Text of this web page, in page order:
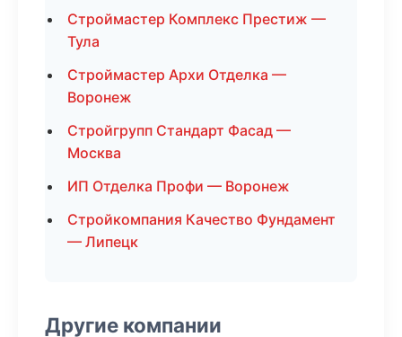
Строймастер Комплекс Престиж —
Тула
Строймастер Архи Отделка —
Воронеж
Стройгрупп Стандарт Фасад —
Москва
ИП Отделка Профи — Воронеж
Стройкомпания Качество Фундамент
— Липецк
Другие компании